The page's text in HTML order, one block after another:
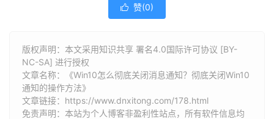
 赞(0)
版权声明：本文采用知识共享 署名4.0国际许可协议 [BY-
NC-SA] 进行授权
文章名称：《Win10怎么彻底关闭消息通知？彻底关闭Win10
通知的操作方法》
文章链接： https://www.dnxitong.com/178.html
免责声明：本站为个人博客非盈利性站点，所有软件信息均